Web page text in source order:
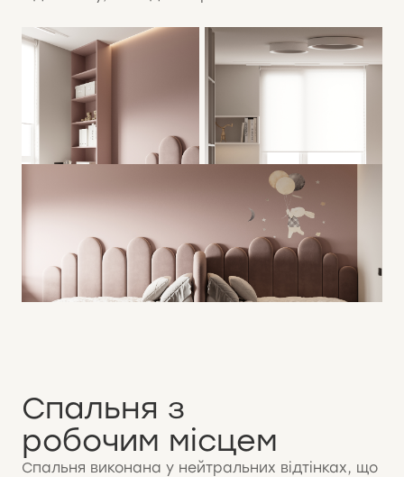
Спальня з
робочим місцем
Спальня виконана у нейтральних відтінках, що